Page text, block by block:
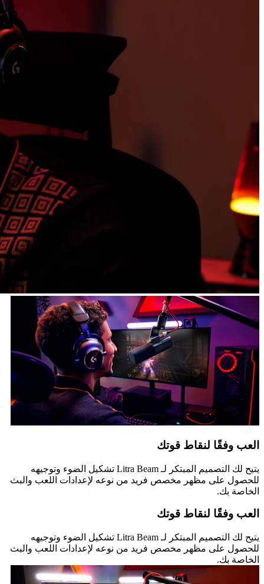
العب وفقًا لنقاط قوتك
يتيح لك التصميم المبتكر لـ Litra Beam تشكيل الضوء وتوجيهه
للحصول على مظهر مخصص فريد من نوعه لإعدادات اللعب والبث
الخاصة بك.
العب وفقًا لنقاط قوتك
يتيح لك التصميم المبتكر لـ Litra Beam تشكيل الضوء وتوجيهه
للحصول على مظهر مخصص فريد من نوعه لإعدادات اللعب والبث
الخاصة بك.